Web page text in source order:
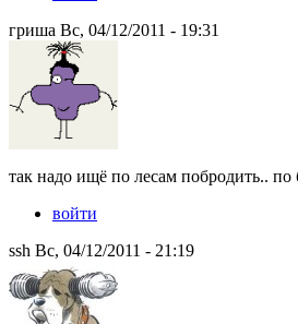
гриша Вс, 04/12/2011 - 19:31
так надо ищё по лесам побродить.. по
войти
ssh Вс, 04/12/2011 - 21:19